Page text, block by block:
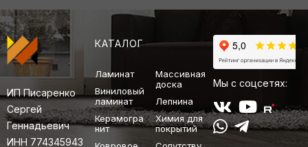
ИП Писаренко
Сергей
Геннадьевич
ИНН 774345943
КАТАЛОГ
Ламинат
Виниловый
ламинат
Керамогра
нит
Массивная
доска
Лепнина
Химия для
покрытий
Мы с соцсетях: